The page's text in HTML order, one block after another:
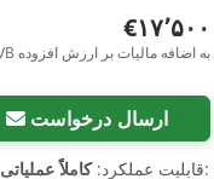
‎€۱۷٬۵۰۰
VB به اضافه مالیات بر ارزش افزوده
ارسال درخواست
, قابلیت عملکرد:کاملاً عملیاتی
, شماره دستگاه/وسیله نقلیه: